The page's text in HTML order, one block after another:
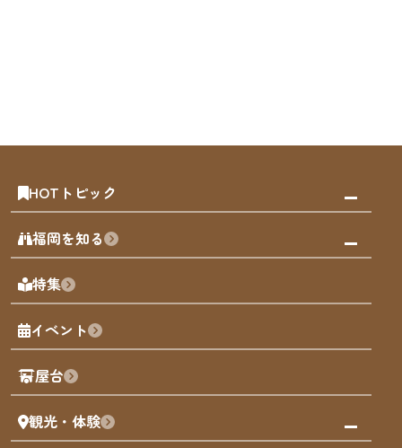
HOTトピック
みんなの旅行記
天神エリア
博多旧市街
福岡城
歴史・文化
福岡を知る
福岡の見どころ
福岡の魅力
観光カレンダー
観光PR動画
まち歩き
福岡グルメ
特集
イベント
屋台
観光・体験